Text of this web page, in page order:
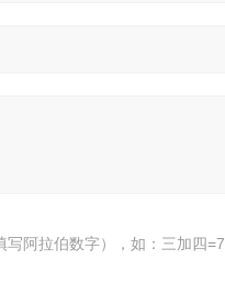
写阿拉伯数字），如：三加四=7